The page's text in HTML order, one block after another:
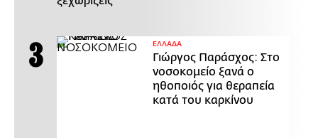
ΕΛΛΑΔΑ
Γιώργος Παράσχος: Στο
νοσοκομείο ξανά ο
ηθοποιός για θεραπεία
κατά του καρκίνου